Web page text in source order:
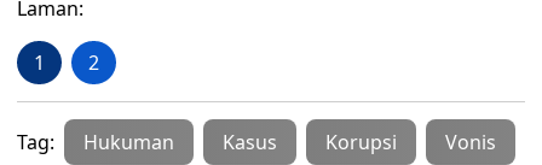
Laman:
1 2
Tag: Hukuman Kasus Korupsi Vonis